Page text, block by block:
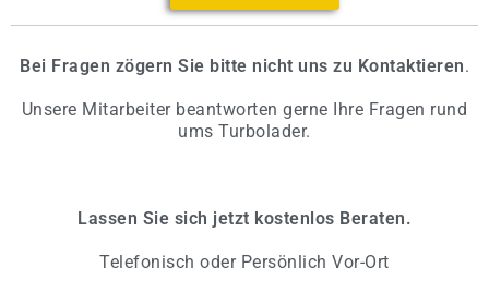
Bei Fragen zögern Sie bitte nicht uns zu Kontaktieren.
Unsere Mitarbeiter beantworten gerne Ihre Fragen rund
ums Turbolader.
Lassen Sie sich jetzt kostenlos Beraten.
Telefonisch oder Persönlich Vor-Ort